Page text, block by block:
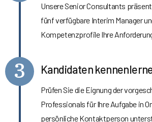
Unsere Senior Consultants
fünf verfügbare Interim Manager
Kompetenzprofile Ihre
3 Kandidaten
Prüfen Sie die Eignung der
Professionals für Ihre Aufgabe in
persönliche Kontaktperson